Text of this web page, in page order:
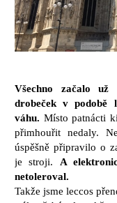
Všechno začalo
drobeček v podobě
váhu. Místo patnácti
přimhouřit nedaly.
úspěšně připravilo o
je stroji. A
netoleroval.
Takže jsme leccos